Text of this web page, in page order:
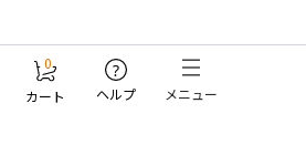
0
カート
?
ヘルプ メニュー